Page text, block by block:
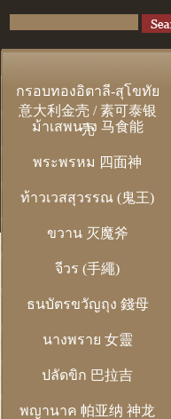
กรอบทองอิตาลี-สุโขทัย
意大利金壳 / 素可泰银
壳
ม้าเสพนาง 马食能
พระพรหม 四面神
ท้าวเวสสุวรรณ (鬼王)
ขวาน 灭魔斧
จีวร (手繩)
ธนบัตรขวัญถุง 錢母
นางพราย 女靈
ปลัดขิก 巴拉吉
พญานาค 帕亚纳 神龙